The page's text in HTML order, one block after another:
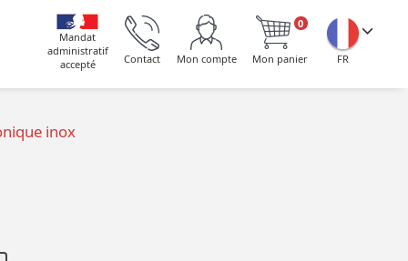
FR
0
Mon panier
Mon compte
Contact
Mandat
administratif
accepté
inox